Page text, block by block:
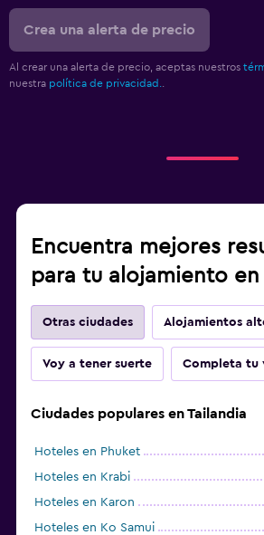
Crea una alerta de precio
Al crear una alerta de precio, aceptas nuestros
nuestra política de privacidad.
Encuentra mejores
para tu alojamiento en
Otras ciudades Alojamientos
Voy a tener suerte Completa tu
Ciudades populares en Tailandia
Hoteles en Phuket
Hoteles en Krabi
Hoteles en Karon
Hoteles en Ko Samui